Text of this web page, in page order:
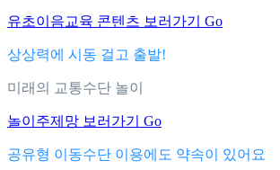
유초이음교육 콘텐츠 보러가기 Go
상상력에 시동 걸고 출발!
미래의 교통수단 놀이
놀이주제망 보러가기 Go
공유형 이동수단 이용에도 약속이 있어요